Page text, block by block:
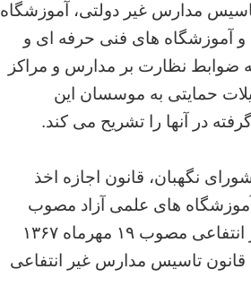
و تاسیس مدارس غیر دولتی، آموزشگاه
و آموزشگاه های فنی حرفه ای و
ضوابط نظارت بر مدارس و مراکز
حمایتی به موسسان این
در آنها را تشریح می کند.
نگهبان، قانون اجازه اخذ
آموزشگاه های علمی آزاد مصوب
اول آذرماه ۱۳۶۷، قانون تاسیس مدارس غیر انتفاعی مصوب ۱۹ مهرماه ۱۳۶۷
تاسیس مدارس غیر انتفاعی